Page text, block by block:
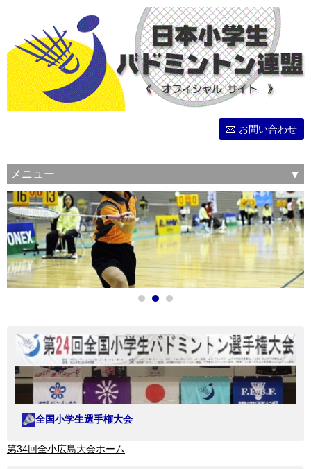
お問い合わせ
メニュー
全国小学生選手権大会
第34回全小広島大会ホーム